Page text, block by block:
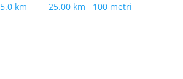
5.0 km
25.00 km
100 metri